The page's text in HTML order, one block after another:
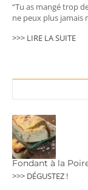
“Tu as mangé trop
ne peux plus jamais
>>> LIRE LA SUITE
Fondant à la
>>> DÉGUSTEZ !